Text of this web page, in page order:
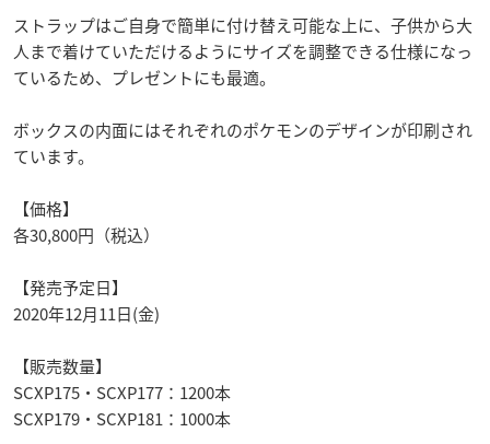
ストラップはご自身で簡単に付け替え可能な上に、子供から大
人まで着けていただけるようにサイズを調整できる仕様になっ
ているため、プレゼントにも最適。
ボックスの内面にはそれぞれのポケモンのデザインが印刷され
ています。
【価格】
各30,800円（税込）
【発売予定日】
2020年12月11日(金)
【販売数量】
SCXP175・SCXP177：1200本
SCXP179・SCXP181：1000本